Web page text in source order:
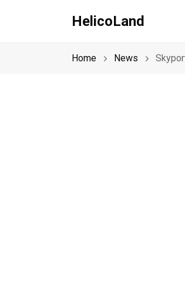
HelicoLand
Home News